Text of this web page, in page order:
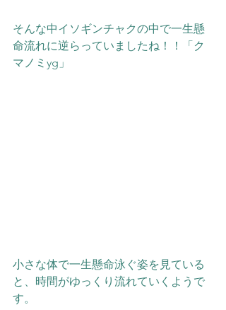
そんな中イソギンチャクの中で一生懸
命流れに逆らっていましたね！！「ク
マノミyg」
小さな体で一生懸命泳ぐ姿を見ている
と、時間がゆっくり流れていくようで
す。